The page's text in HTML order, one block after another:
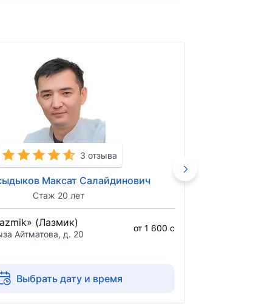
3 отзыва
Максат Салайдинович
Стаж 20 лет
(Лазмик)
Айтматова, д. 20
от 1 600 с
Выбрать дату и время